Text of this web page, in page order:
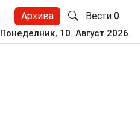
Архива Вести:0
Понеделник, 10. Август 2026.